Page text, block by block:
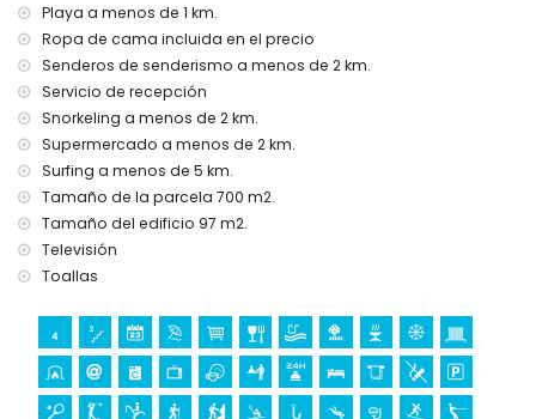
Museo (Museo de Historia de Teulada), iglesia (Iglesia de
Santa Catalina), monumento (Monumento a la Música),
edificio arquitectónico (Ayuntamiento) y lugar histórico
(Centro Histórico de Teulada) (a menos de 1000 metros del
alojamiento)
Castillo (Castillo de Moraira) (a menos de 5 kilómetros del
alojamiento)
Palacio (Palacio de los Condes de Cocentaina) y ruinas
(Ruinas Romanas de los Baños de la Reina en Calpe) (a
menos de 25 kilómetros del alojamiento)
Deportes
Golf (Club de Golf Ifach, Benissa), equitación, senderismo,
kayak, pesca, buceo, snorkel, surf y esquí acuático (a
menos de 5 kilómetros de la villa)
Ciclismo y canotaje (a menos de 10 kilómetros de la villa)
Escalada (a menos de 25 kilómetros de la villa)
Playa a menos de 1 km.
Ropa de cama incluida en el precio
Senderos de senderismo a menos de 2 km.
Servicio de recepción
Snorkeling a menos de 2 km.
Supermercado a menos de 2 km.
Surfing a menos de 5 km.
Tamaño de la parcela 700 m2.
Tamaño del edificio 97 m2.
Televisión
Toallas